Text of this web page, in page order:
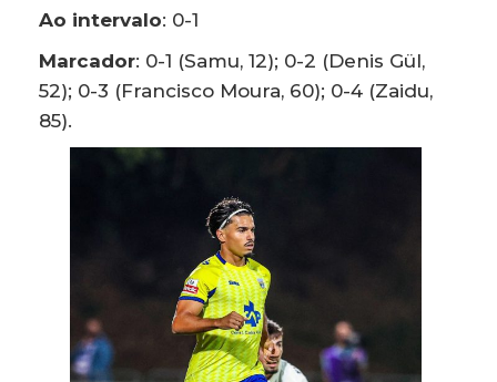
Ao intervalo: 0-1
Marcador: 0-1 (Samu, 12); 0-2 (Denis Gül,
52); 0-3 (Francisco Moura, 60); 0-4 (Zaidu,
85).